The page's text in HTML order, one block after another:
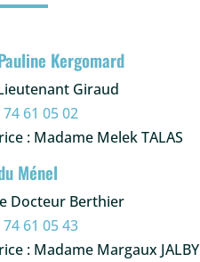
Kergomard
Giraud
74 61 05 02
: Madame Melek TALAS
Ménel
Docteur Berthier
74 61 05 43
: Madame Margaux JALBY